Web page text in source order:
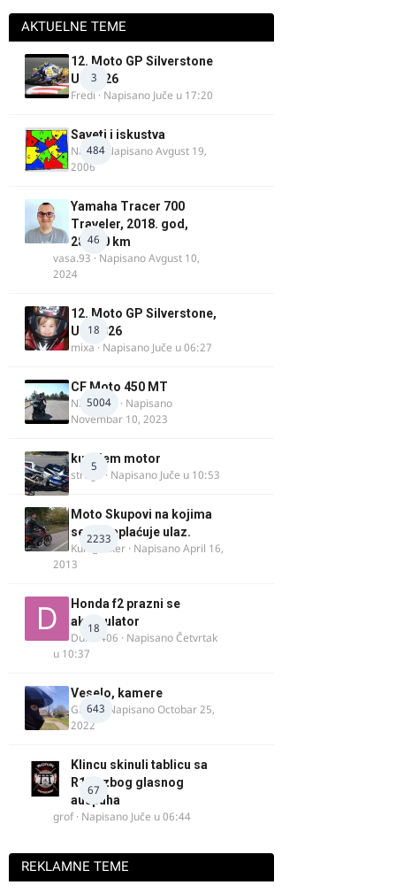
AKTUELNE TEME
3
12. Moto GP Silverstone
UK 2026
Fredi · Napisano Juče u 17:20
484
Saveti i iskustva
Najzli· NapisanoAvgust 19,
2006
46
Yamaha Tracer 700
Traveler, 2018. god,
28.100 km
vasa.93 · NapisanoAvgust 10,
2024
18
12. Moto GP Silverstone,
UK, 2026
mixa · Napisano Juče u 06:27
5004
CF Moto 450 MT
NIKOLA 1
· Napisano
Novembar 10, 2023
5
kupujem motor
strugo · Napisano Juče u 10:53
2233
Moto Skupovi na kojima
se ne naplaćuje ulaz.
Kum_Mixer · NapisanoApril 16,
2013
18
Honda f2 prazni se
akomulator
Dule1406 · NapisanoČetvrtak
u 10:37
643
Veselo, kamere
GR 46· NapisanoOctobar 25,
2022
67
Klincu skinuli tablicu sa
R125 zbog glasnog
auspuha
grof· Napisano Juče u 06:44
REKLAMNE TEME